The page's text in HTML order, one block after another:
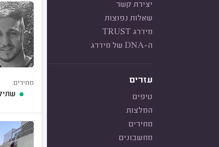
יצירת קשר
שאלות נפוצות
מידרג TRUST
ה-DNA של מידרג
עזרים
טיפים
המלצות
מחירים
מחשבונים
מחירים:
שתילת 30 עציצים